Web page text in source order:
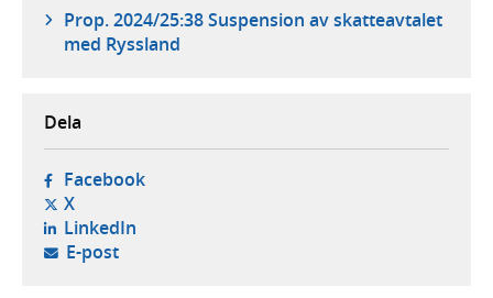
Prop. 2024/25:38 Suspension av skatteavtalet
med Ryssland
Dela
Facebook- öppnas i ny flik, extern webbplats,
X- öppnas i ny flik, extern webbplats,
LinkedIn- öppnas i ny flik, extern webbplats,
E-post- öppnar din e-postklient,